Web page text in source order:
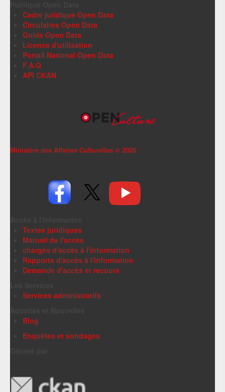
Cadre juridique Open Data
Circulaires Open Data
Guide Open Data
Licence d'utilisation
Portail National Open Data
F.A.Q
API CKAN
Ministère des Affaires Culturelles © 2026
Textes juridiques
Manuel de l'accès
chargés d'accès à l'information
Rapports d'accès à l'information
Demande d'accès et recours
Services administratifs
Blog
Enquêtes et sondages